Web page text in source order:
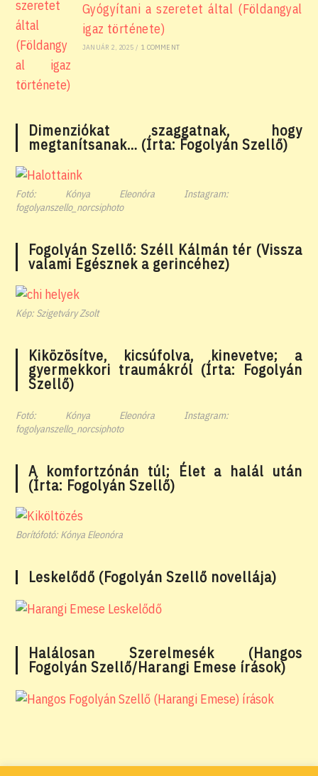
Gyógyítani a szeretet által (Földangyal
igaz története)
JANUÁR 2, 2025 / 1 COMMENT
Dimenziókat szaggatnak, hogy
megtanítsanak… (Írta: Fogolyán Szellő)
Fotó: Kónya Eleonóra Instagram:
fogolyanszello_norcsiphoto
Fogolyán Szellő: Széll Kálmán tér (Vissza
valami Egésznek a gerincéhez)
Kép: Szigetváry Zsolt
Kiközösítve, kicsúfolva, kinevetve; a
gyermekkori traumákról (Írta: Fogolyán
Szellő)
Fotó: Kónya Eleonóra Instagram:
fogolyanszello_norcsiphoto
A komfortzónán túl; Élet a halál után
(Írta: Fogolyán Szellő)
Borítófotó: Kónya Eleonóra
Leskelődő (Fogolyán Szellő novellája)
Halálosan Szerelmesék (Hangos
Fogolyán Szellő/Harangi Emese írások)